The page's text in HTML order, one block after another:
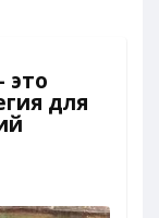
это
для